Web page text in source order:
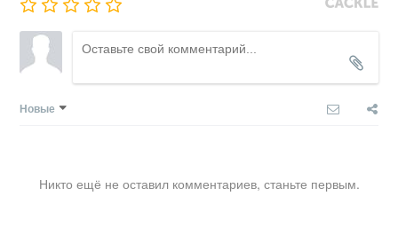
Новые
Никто ещё не оставил комментариев, станьте первым.